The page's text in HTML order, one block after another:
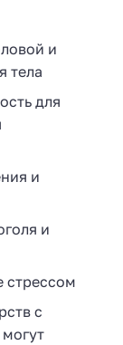
и
тела
для
и
и
стрессом
с